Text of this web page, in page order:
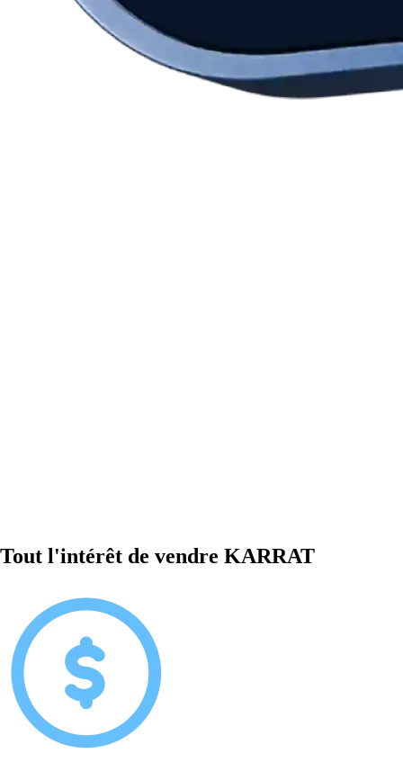
Tout l'intérêt de vendre KARRAT